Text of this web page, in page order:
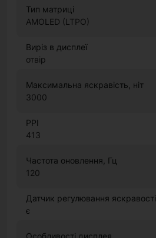
Тип матриці
AMOLED (LTPO)
Виріз в дисплеї
отвір
Максимальна яскравість, ніт
3000
PPI
413
Частота оновлення, Гц
120
Датчик регулювання яскравості
є
Особливості дисплея